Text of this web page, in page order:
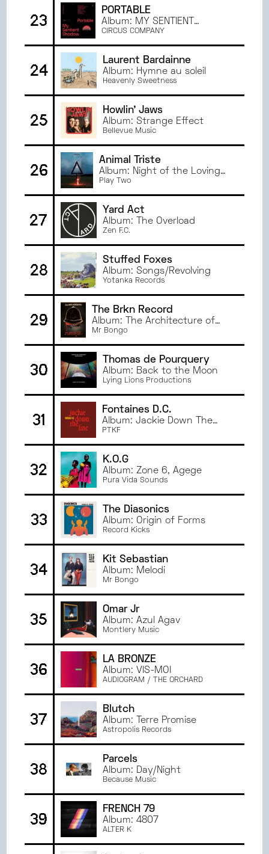
23
PORTABLE
Album: MY SENTIENT
SHADOW
CIRCUS COMPANY
24
Laurent Bardainne
Album: Hymne au soleil
Heavenly Sweetness
25
Howlin' Jaws
Album: Strange Effect
Bellevue Music
26
Animal Triste
Album: Night of the Loving
Dead
Play Two
27
Yard Act
Album: The Overload
Zen F.C.
28
Stuffed Foxes
Album: Songs/Revolving
Yotanka Records
29
The Brkn Record
Album: The Architecture of
Oppression, Pt. 1
Mr Bongo
30
Thomas de Pourquery
Album: Back to the Moon
Lying Lions Productions
31
Fontaines D.C.
Album: Jackie Down The
Line
PTKF
32
K.O.G
Album: Zone 6, Agege
Pura Vida Sounds
33
The Diasonics
Album: Origin of Forms
Record Kicks
34
Kit Sebastian
Album: Melodi
Mr Bongo
35
Omar Jr
Album: Azul Agav
Montlery Music
36
LA BRONZE
Album: VIS-MOI
AUDIOGRAM / THE ORCHARD
37
Blutch
Album: Terre Promise
Astropolis Records
38
Parcels
Album: Day/Night
Because Music
39
FRENCH 79
Album: 4807
ALTER K